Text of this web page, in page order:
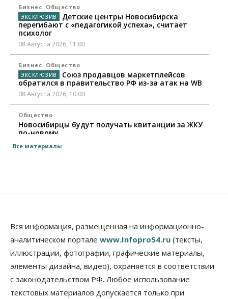
Бизнес Общество
Детские центры Новосибирска
перегибают с «педагогикой успеха», считает
психолог
08 Августа 2026, 11:00
Бизнес Общество
Союз продавцов маркетплейсов
обратился в правительство РФ из-за атак на WB
08 Августа 2026, 10:00
Общество
Новосибирцы будут получать квитанции за ЖКУ
по-новому
08 Августа 2026, 09:00
В Новосибирске прошёл митинг
против нового закона о памятниках
07 Августа 2026, 18:00
Бизнес
В аэропорту Толмачёво завершены работы по
бетонированию рулежных дорожек
07 Августа 2026, 17:00
Все материалы
Вся информация, размещенная на информационно-
аналитическом портале www.Infopro54.ru (тексты,
иллюстрации, фотографии, графические материалы,
элементы дизайна, видео), охраняется в соответствии
с законодательством РФ. Любое использование
текстовых материалов допускается только при